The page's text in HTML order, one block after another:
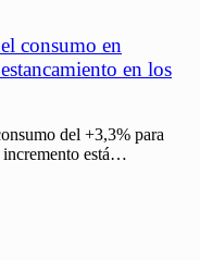
consumo en
en los
del +3,3% para
está…